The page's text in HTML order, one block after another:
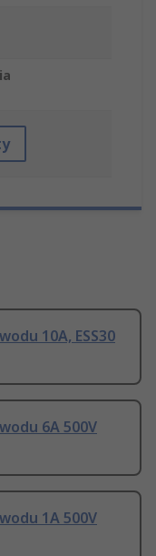
10A, ESS30
6A 500V
1A 500V